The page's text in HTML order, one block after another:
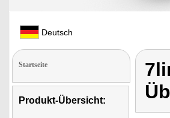
Deutsch
Startseite
Produkt-Übersicht: